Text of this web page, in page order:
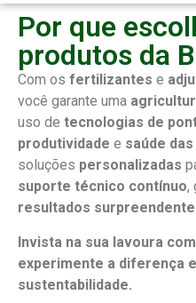
Por que
produtos da
Com os fertilizantes e
você garante uma
uso de tecnologias de
produtividade e saúde
soluções personalizadas
suporte técnico contínuo,
resultados
Invista na sua lavoura
experimente a diferença
sustentabilidade.